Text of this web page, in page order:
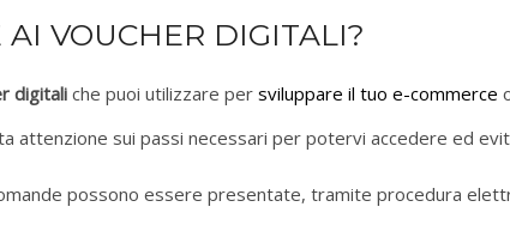
AI VOUCHER DIGITALI?
digitaliche puoi utilizzare per sviluppare il tuo e-commerce
attenzione sui passi necessari per potervi accedere ed
possono essere presentate, tramite procedura